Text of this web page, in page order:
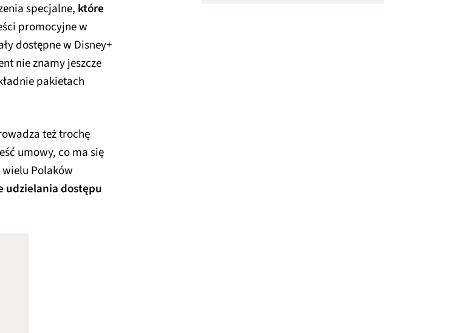
specjalne, które
promocyjne w
dostępne w Disney+
nie znamy jeszcze
pakietach
też trochę
umowy, co ma się
wielu Polaków
udzielania dostępu